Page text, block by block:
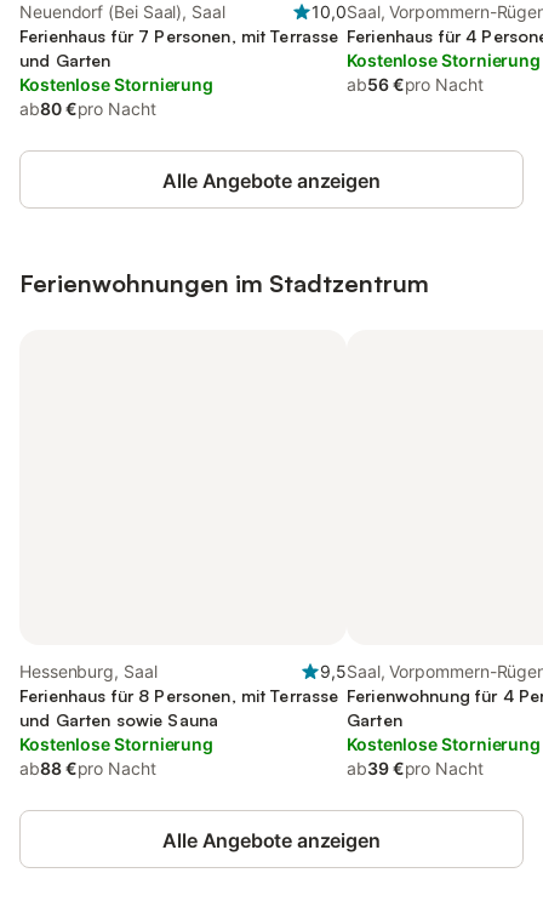
Neuendorf (Bei Saal), Saal
10,0
Ferienhaus für 7 Personen, mit Terrasse
und Garten
Kostenlose Stornierung
ab80 €pro Nacht
Saal, Vorpommern-
Ferienhaus für 4
Kostenlose Stornierung
ab56 €pro Nacht
Alle Angebote anzeigen
Ferienwohnungen im Stadtzentrum
Hessenburg, Saal
9,5
Ferienhaus für 8 Personen, mit Terrasse
und Garten sowie Sauna
Kostenlose Stornierung
ab88 €pro Nacht
Saal, Vorpommern-
Ferienwohnung für 4
Garten
Kostenlose Stornierung
ab39 €pro Nacht
Alle Angebote anzeigen